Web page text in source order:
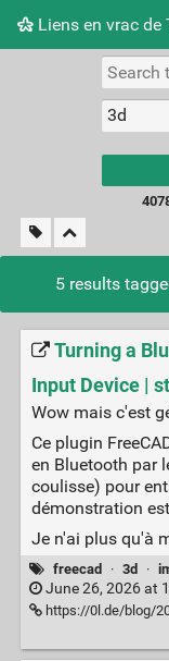
Liens en vrac de
5 results
Turning a
Input Device |
Wow mais c'est
Ce plugin
en Bluetooth par
coulisse) pour
démonstration
Je n'ai plus qu'à
freecad · 3d ·
June 26, 2026 at
https://0l.de/blog/